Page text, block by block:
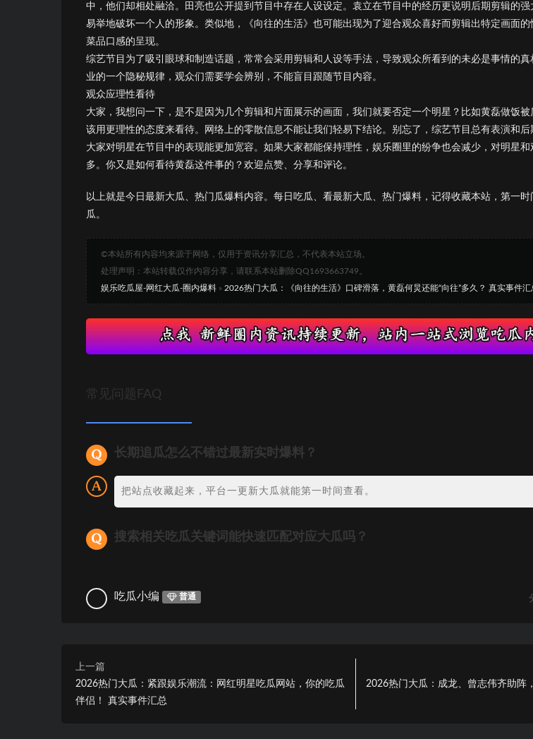
中，他们却相处融洽。田亮也公开提到节目中存在人设设定。袁立在节目中的经历更说明后期剪辑的强
易举地破坏一个人的形象。类似地，《向往的生活》也可能出现为了迎合观众喜好而剪辑出特定画面
菜品口感的呈现。
综艺节目为了吸引眼球和制造话题，常常会采用剪辑和人设等手法，导致观众所看到的未必是事情的
业的一个隐秘规律，观众们需要学会辨别，不能盲目跟随节目内容。
观众应理性看待
大家，我想问一下，是不是因为几个剪辑和片面展示的画面，我们就要否定一个明星？比如黄磊做饭
该用更理性的态度来看待。网络上的零散信息不能让我们轻易下结论。别忘了，综艺节目总有表演和
大家对明星在节目中的表现能更加宽容。如果大家都能保持理性，娱乐圈里的纷争也会减少，对明星
多。你又是如何看待黄磊这件事的？欢迎点赞、分享和评论。
以上就是今日最新大瓜、热门瓜爆料内容。每日吃瓜、看最新大瓜、热门爆料，记得收藏本站，第一
瓜。
©本站所有内容均来源于网络，仅用于资讯分享汇总，不代表本站立场。
处理声明：本站转载仅作内容分享，请联系本站删除QQ1693663749。
娱乐吃瓜屋-网红大瓜-圈内爆料 » 2026热门大瓜：《向往的生活》口碑滑落，黄磊何炅还能“向往”多久？ 真实事件汇
常见问题FAQ
长期追瓜怎么不错过最新实时爆料？
把站点收藏起来，平台一更新大瓜就能第一时间查看。
搜索相关吃瓜关键词能快速匹配对应大瓜吗？
吃瓜小编 普通
上一篇
2026热门大瓜：紧跟娱乐潮流：网红明星吃瓜网站，你的吃瓜
伴侣！ 真实事件汇总
2026热门大瓜：成龙、曾志伟齐助阵